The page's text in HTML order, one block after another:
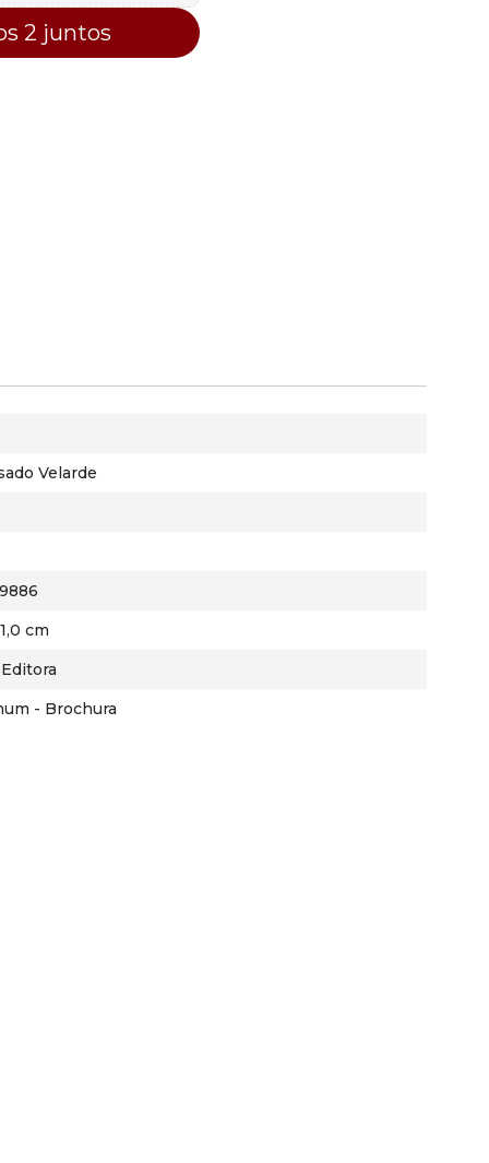
2 juntos
Velarde
cm
- Brochura